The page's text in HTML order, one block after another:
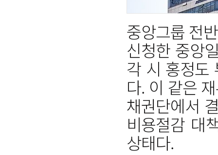
중앙그룹 전
신청한 중앙
각 시 홍정도
다. 이 같은
채권단에서
비용절감 대
상태다.